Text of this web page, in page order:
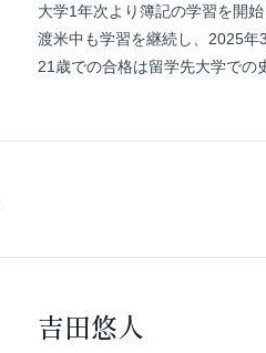
大学1年次より簿記の学習を開
渡米中も学習を継続し、2025年
21歳での合格は留学先大学での
吉田悠人